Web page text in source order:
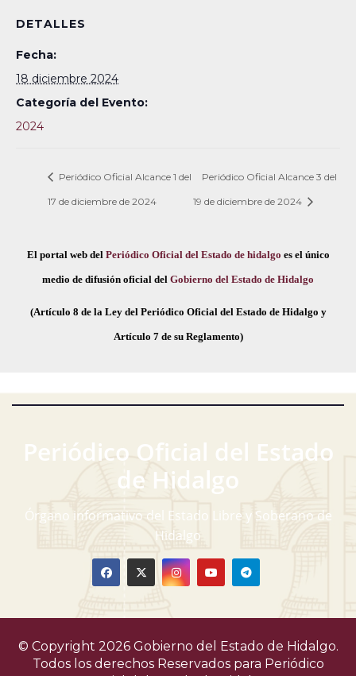
DETALLES
Fecha:
18 diciembre 2024
Categoría del Evento:
2024
Periódico Oficial Alcance 1 del
17 de diciembre de 2024
Periódico Oficial Alcance 3 del
19 de diciembre de 2024
El portal web del Periódico Oficial del Estado de hidalgo es el único
medio de difusión oficial del Gobierno del Estado de Hidalgo
(Artículo 8 de la Ley del Periódico Oficial del Estado de Hidalgo y
Artículo 7 de su Reglamento)
Periódico Oficial del Estado
de Hidalgo
Órgano informativo del Estado Libre y Soberano de
Hidalgo
© Copyright 2026 Gobierno del Estado de Hidalgo.
Todos los derechos Reservados para Periódico